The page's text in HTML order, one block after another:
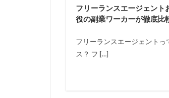
フリーランスエージェント
役の副業ワーカーが徹底比
フリーランスエージェントっ
ス？ フ […]